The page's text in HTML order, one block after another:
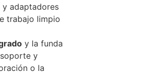
y adaptadores
trabajo limpio
y la funda
y
o la